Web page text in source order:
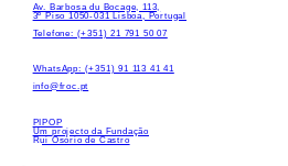
Av. Barbosa du Bocage, 113,
3º Piso 1050-031 Lisboa, Portugal
Telefone: (+351) 21 791 50 07
WhatsApp: (+351) 91 113 41 41
info@froc.pt
PIPOP
Um projecto da Fundação
Rui Osório de Castro